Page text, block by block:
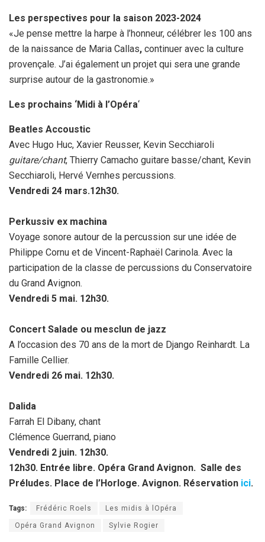
Les perspectives pour la saison 2023-2024
«Je pense mettre la harpe à l’honneur, célébrer les 100 ans
de la naissance de Maria Callas, continuer avec la culture
provençale. J’ai également un projet qui sera une grande
surprise autour de la gastronomie.»
Les prochains ‘Midi à l’Opéra‘
Beatles Accoustic
Avec Hugo Huc, Xavier Reusser, Kevin Secchiaroli
guitare/chant, Thierry Camacho guitare basse/chant, Kevin
Secchiaroli, Hervé Vernhes percussions.
Vendredi 24 mars.12h30.
Perkussiv ex machina
Voyage sonore autour de la percussion sur une idée de
Philippe Cornu et de Vincent-Raphaël Carinola. Avec la
participation de la classe de percussions du Conservatoire
du Grand Avignon.
Vendredi 5 mai. 12h30.
Concert Salade ou mesclun de jazz
A l’occasion des 70 ans de la mort de Django Reinhardt. La
Famille Cellier.
Vendredi 26 mai. 12h30.
Dalida
Farrah El Dibany, chant
Clémence Guerrand, piano
Vendredi 2 juin. 12h30.
12h30. Entrée libre. Opéra Grand Avignon. Salle des
Préludes. Place de l’Horloge. Avignon. Réservation ici.
Tags: Frédéric Roels Les midis à lOpéra
Opéra Grand Avignon Sylvie Rogier